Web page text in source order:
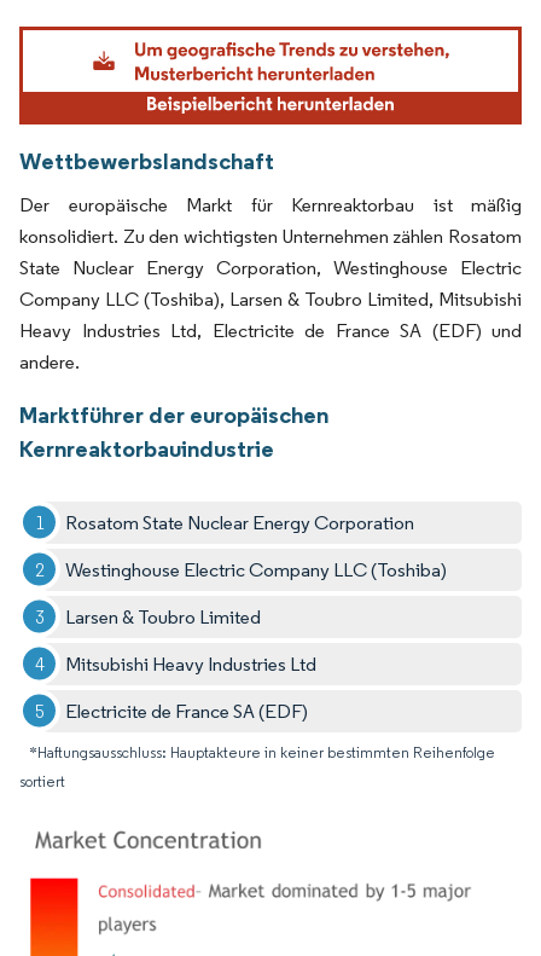
Bild © Mordor Intelligence. Wiederverwendung erfordert Namensnennung gemäß
Wettbewerbslandschaft
Der europäische Markt für Kernreaktorbau ist mäßig
konsolidiert. Zu den wichtigsten Unternehmen zählen Rosatom
State Nuclear Energy Corporation, Westinghouse Electric
Company LLC (Toshiba), Larsen & Toubro Limited, Mitsubishi
Heavy Industries Ltd, Electricite de France SA (EDF) und
andere.
Marktführer der europäischen
Kernreaktorbauindustrie
Rosatom State Nuclear Energy Corporation
Westinghouse Electric Company LLC (Toshiba)
Larsen & Toubro Limited
Mitsubishi Heavy Industries Ltd
Electricite de France SA (EDF)
*Haftungsausschluss: Hauptakteure in keiner bestimmten Reihenfolge
sortiert